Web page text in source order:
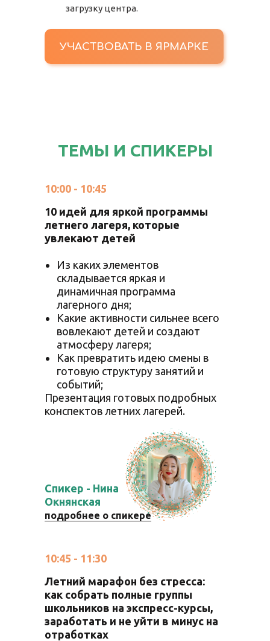
загрузку центра.
УЧАСТВОВАТЬ В ЯРМАРКЕ
ТЕМЫ И СПИКЕРЫ
Летний марафон без стресса:
как собрать полные группы
школьников на экспресс-курсы,
заработать и не уйти в минус на
отработках
10:45 - 11:30
10 идей для яркой программы
летнего лагеря, которые
увлекают детей
Из каких элементов
складывается яркая и
динамичная программа
лагерного дня;
Какие активности сильнее всего
вовлекают детей и создают
атмосферу лагеря;
Как превратить идею смены в
готовую структуру занятий и
событий;
Презентация готовых подробных
конспектов летних лагерей.
10:00 - 10:45
подробнее о спикере
Спикер - Нина
Окнянская